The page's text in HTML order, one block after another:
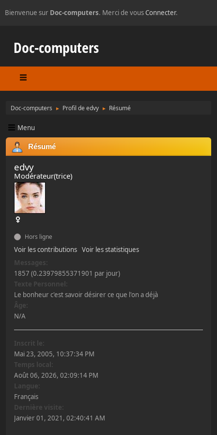
Bienvenue sur Doc-computers. Merci de vousConnecter.
Doc-computers
Doc-computers ► Profil de edvy ► Résumé
Menu
Résumé
edvy
Modérateur(trice)
Hors ligne
Voir les contributions Voir les statistiques
Messages:
1857 (0.23979855371901 par jour)
Texte Personnel:
Le bonheur c'est savoir désirer ce que l'on a déjà
Âge:
N/A
Inscrit le:
Mai 23, 2005, 10:37:34 PM
Temps local:
Août 06, 2026, 02:09:14 PM
Langue:
Français
Dernière visite:
Janvier 01, 2021, 02:40:41 AM